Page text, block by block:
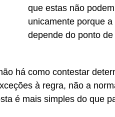
que estas não
unicamente porque
depende do ponto
há como contestar
à regra, não a
é mais simples do que